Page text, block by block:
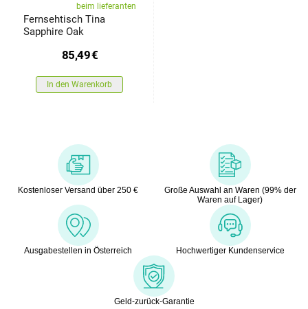
beim lieferanten
Fernsehtisch Tina
Sapphire Oak
85,49€
In den Warenkorb
Kostenloser Versand über 250 €
Große Auswahl an Waren (99% der
Waren auf Lager)
Ausgabestellen in Österreich Hochwertiger Kundenservice
Geld-zurück-Garantie